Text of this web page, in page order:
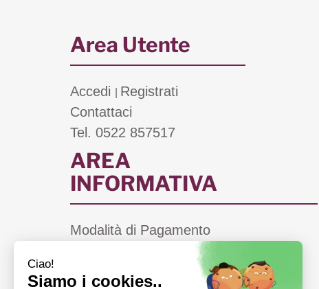
Area Utente
Accedi
Registrati
Contattaci
Tel. 0522 857517
AREA
INFORMATIVA
Modalità di Pagamento